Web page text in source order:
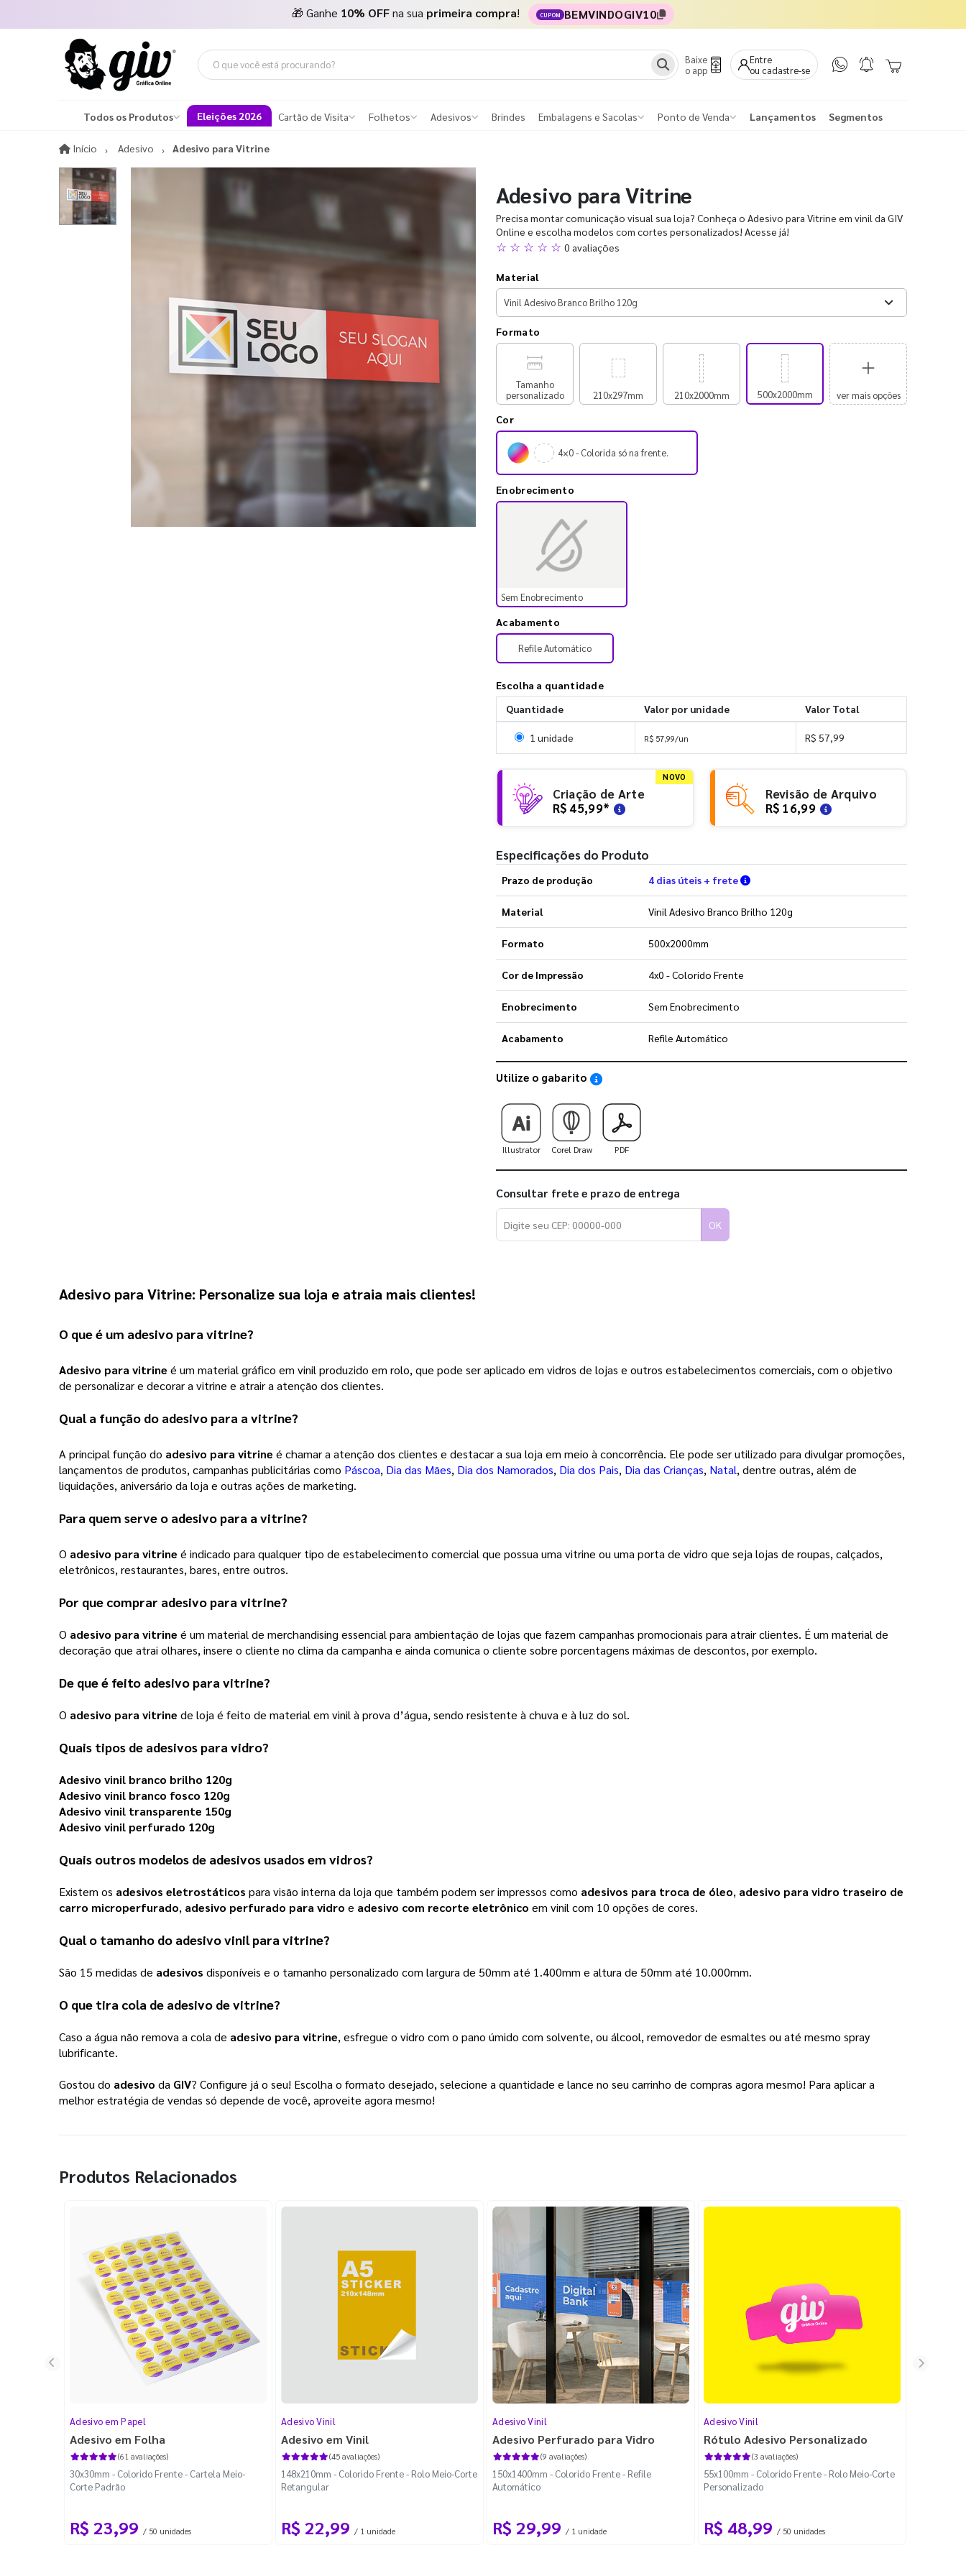
🎁 Ganhe 10% OFFna sua primeira compra! CUPOM BEMVINDOGIV10
Baixe
o app
Entre
ou cadastre-se
Todos os Produtos Eleições 2026 Cartão de Visita Folhetos Adesivos Brindes Embalagens e Sacolas Ponto de Venda Lançamentos Segmentos
Início InícioAdesivo Adesivo para Vitrine
Adesivo para Vitrine
Precisa montar comunicação visual sua loja? Conheça o Adesivo para Vitrine em vinil da GIV
Online e escolha modelos com cortes personalizados! Acesse já!
☆ ☆ ☆ ☆ ☆ 0 avaliações
Material
Formato
Tamanho
personalizado
210x297mm 210x2000mm 500x2000mm ver mais opções
Cor
4×0 - Colorida só na frente.
Enobrecimento
Sem Enobrecimento
Acabamento
Refile Automático
Escolha a quantidade
Quantidade
Valor por unidade Valor Total
Selecionar 1 unidade
1 unidade R$ 57,99/un R$ 57,99
NOVO
Criação de Arte
R$ 45,99*
Revisão de Arquivo
R$ 16,99
Especificações do Produto
Prazo de produção 4 dias úteis + frete Verifique as condições de entrega
Material Vinil Adesivo Branco Brilho 120g
Formato 500x2000mm
Cor de Impressão 4x0 - Colorido Frente
Enobrecimento Sem Enobrecimento
Acabamento Refile Automático
Utilize o gabarito Saiba como utilizar os nossos gabaritos
Illustrator Corel Draw PDF
Consultar frete e prazo de entrega
OK
Adesivo para Vitrine: Personalize sua loja e atraia mais clientes!
O que é um adesivo para vitrine?
Adesivo para vitrine é um material gráfico em vinil produzido em rolo, que pode ser aplicado em vidros de lojas e outros estabelecimentos comerciais, com o objetivo
de personalizar e decorar a vitrine e atrair a atenção dos clientes.
Qual a função do adesivo para a vitrine?
A principal função do adesivo para vitrine é chamar a atenção dos clientes e destacar a sua loja em meio à concorrência. Ele pode ser utilizado para divulgar promoções,
lançamentos de produtos, campanhas publicitárias como Páscoa, Dia das Mães, Dia dos Namorados, Dia dos Pais, Dia das Crianças, Natal, dentre outras, além de
liquidações, aniversário da loja e outras ações de marketing.
Para quem serve o adesivo para a vitrine?
O adesivo para vitrine é indicado para qualquer tipo de estabelecimento comercial que possua uma vitrine ou uma porta de vidro que seja lojas de roupas, calçados,
eletrônicos, restaurantes, bares, entre outros.
Por que comprar adesivo para vitrine?
O adesivo para vitrine é um material de merchandising essencial para ambientação de lojas que fazem campanhas promocionais para atrair clientes. É um material de
decoração que atrai olhares, insere o cliente no clima da campanha e ainda comunica o cliente sobre porcentagens máximas de descontos, por exemplo.
De que é feito adesivo para vitrine?
O adesivo para vitrine de loja é feito de material em vinil à prova d’água, sendo resistente à chuva e à luz do sol.
Quais tipos de adesivos para vidro?
Adesivo vinil branco brilho 120g
Adesivo vinil branco fosco 120g
Adesivo vinil transparente 150g
Adesivo vinil perfurado 120g
Quais outros modelos de adesivos usados em vidros?
Existem os adesivos eletrostáticos para visão interna da loja que também podem ser impressos como adesivos para troca de óleo, adesivo para vidro traseiro de
carro microperfurado, adesivo perfurado para vidro e adesivo com recorte eletrônico em vinil com 10 opções de cores.
Qual o tamanho do adesivo vinil para vitrine?
São 15 medidas de adesivos disponíveis e o tamanho personalizado com largura de 50mm até 1.400mm e altura de 50mm até 10.000mm.
O que tira cola de adesivo de vitrine?
Caso a água não remova a cola de adesivo para vitrine, esfregue o vidro com o pano úmido com solvente, ou álcool, removedor de esmaltes ou até mesmo spray
lubrificante.
Gostou do adesivo da GIV? Configure já o seu! Escolha o formato desejado, selecione a quantidade e lance no seu carrinho de compras agora mesmo! Para aplicar a
melhor estratégia de vendas só depende de você, aproveite agora mesmo!
Produtos Relacionados
Adesivo em Papel
Adesivo em Folha
(61 avaliações)
30x30mm - Colorido Frente - Cartela Meio-
Corte Padrão
R$ 23,99 / 50 unidades
Adesivo Vinil
Adesivo em Vinil
(45 avaliações)
148x210mm - Colorido Frente - Rolo Meio-Corte
Retangular
R$ 22,99 / 1 unidade
Adesivo Vinil
Adesivo Perfurado para Vidro
(9 avaliações)
150x1400mm - Colorido Frente - Refile
Automático
R$ 29,99 / 1 unidade
Adesivo Vinil
Rótulo Adesivo Personalizado
(3 avaliações)
55x100mm - Colorido Frente - Rolo Meio-Corte
Personalizado
R$ 48,99 / 50 unidades